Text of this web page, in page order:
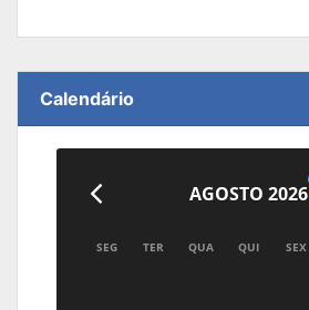
Calendário
AGOSTO 2026
SEG TER QUA QUI SEX